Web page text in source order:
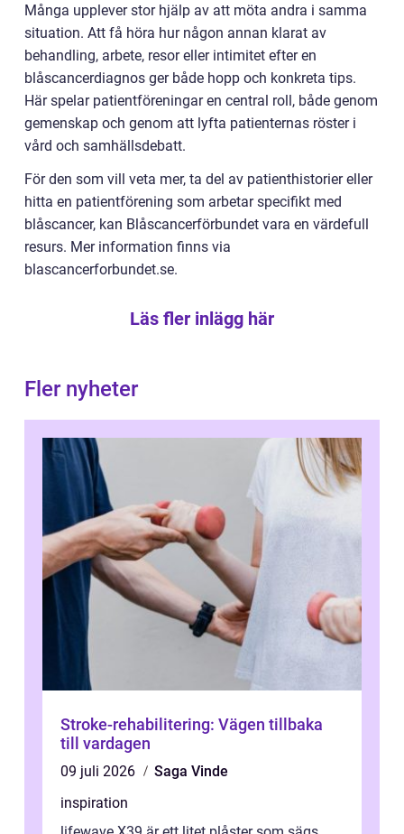
Många upplever stor hjälp av att möta andra i samma
situation. Att få höra hur någon annan klarat av
behandling, arbete, resor eller intimitet efter en
blåscancerdiagnos ger både hopp och konkreta tips.
Här spelar patientföreningar en central roll, både genom
gemenskap och genom att lyfta patienternas röster i
vård och samhällsdebatt.
För den som vill veta mer, ta del av patienthistorier eller
hitta en patientförening som arbetar specifikt med
blåscancer, kan Blåscancerförbundet vara en värdefull
resurs. Mer information finns via
blascancerforbundet.se.
Läs fler inlägg här
Fler nyheter
Stroke-rehabilitering: Vägen tillbaka
till vardagen
09 juli 2026
Saga Vinde
inspiration